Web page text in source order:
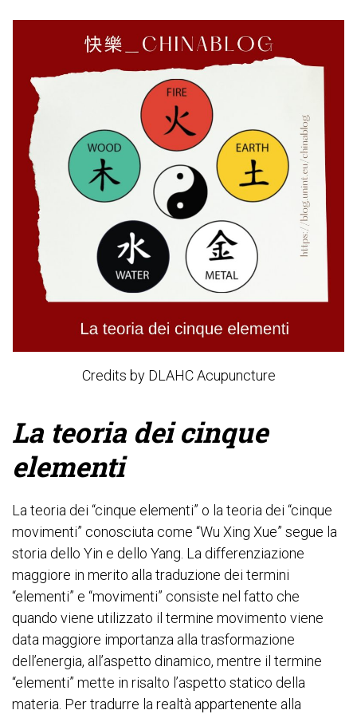
Credits by DLAHC Acupuncture
La teoria dei cinque
elementi
La teoria dei “cinque elementi” o la teoria dei “cinque
movimenti” conosciuta come “Wu Xing Xue” segue la
storia dello Yin e dello Yang. La differenziazione
maggiore in merito alla traduzione dei termini
“elementi” e “movimenti” consiste nel fatto che
quando viene utilizzato il termine movimento viene
data maggiore importanza alla trasformazione
dell’energia, all’aspetto dinamico, mentre il termine
“elementi” mette in risalto l’aspetto statico della
materia. Per tradurre la realtà appartenente alla